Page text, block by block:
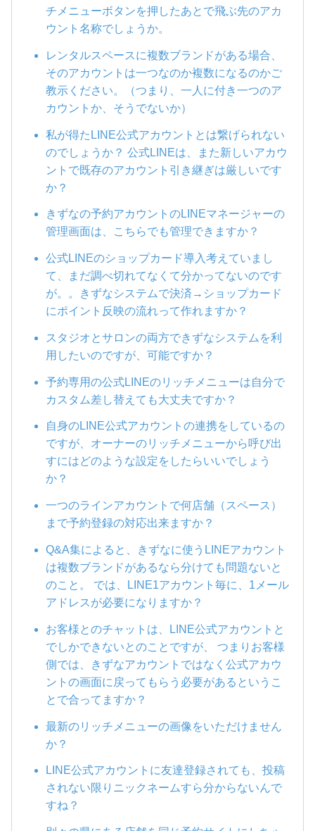
チメニューボタンを押したあとで飛ぶ先のアカ
ウント名称でしょうか。
レンタルスペースに複数ブランドがある場合、
そのアカウントは一つなのか複数になるのかご
教示ください。（つまり、一人に付き一つのア
カウントか、そうでないか）
私が得たLINE公式アカウントとは繋げられない
のでしょうか？ 公式LINEは、また新しいアカウ
ントで既存のアカウント引き継ぎは厳しいです
か？
きずなの予約アカウントのLINEマネージャーの
管理画面は、こちらでも管理できますか？
公式LINEのショップカード導入考えていまし
て、まだ調べ切れてなくて分かってないのです
が。。きずなシステムで決済→ショップカード
にポイント反映の流れって作れますか？
スタジオとサロンの両方できずなシステムを利
用したいのですが、可能ですか？
予約専用の公式LINEのリッチメニューは自分で
カスタム差し替えても大丈夫ですか？
自身のLINE公式アカウントの連携をしているの
ですが、オーナーのリッチメニューから呼び出
すにはどのような設定をしたらいいでしょう
か？
一つのラインアカウントで何店舗（スペース）
まで予約登録の対応出来ますか？
Q&A集によると、きずなに使うLINEアカウント
は複数ブランドがあるなら分けても問題ないと
のこと。 では、LINE1アカウント毎に、1メール
アドレスが必要になりますか？
お客様とのチャットは、LINE公式アカウントと
でしかできないとのことですが、 つまりお客様
側では、きずなアカウントではなく公式アカウ
ントの画面に戻ってもらう必要があるというこ
とで合ってますか？
最新のリッチメニューの画像をいただけません
か？
LINE公式アカウントに友達登録されても、投稿
されない限りニックネームすら分からないんで
すね？